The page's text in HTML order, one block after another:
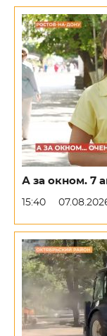
А за окном. 7
15:40